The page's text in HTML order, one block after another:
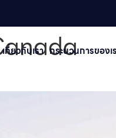
เกี่ยวกับเรา กระบวนการของเ